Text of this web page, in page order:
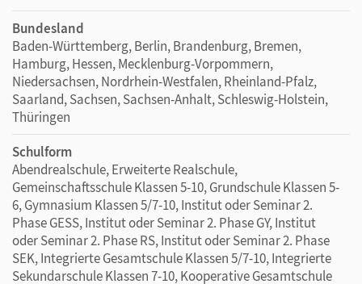
Bundesland
Baden-Württemberg, Berlin, Brandenburg, Bremen,
Hamburg, Hessen, Mecklenburg-Vorpommern,
Niedersachsen, Nordrhein-Westfalen, Rheinland-Pfalz,
Saarland, Sachsen, Sachsen-Anhalt, Schleswig-Holstein,
Thüringen
Schulform
Abendrealschule, Erweiterte Realschule,
Gemeinschaftsschule Klassen 5-10, Grundschule Klassen 5-
6, Gymnasium Klassen 5/7-10, Institut oder Seminar 2.
Phase GESS, Institut oder Seminar 2. Phase GY, Institut
oder Seminar 2. Phase RS, Institut oder Seminar 2. Phase
SEK, Integrierte Gesamtschule Klassen 5/7-10, Integrierte
Sekundarschule Klassen 7-10, Kooperative Gesamtschule